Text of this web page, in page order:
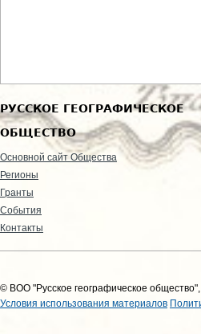
РУССКОЕ ГЕОГРАФИЧЕСКОЕ
ОБЩЕСТВО
Основной сайт Общества
Регионы
Гранты
События
Контакты
© ВОО "Русское географическое общество",
Условия использования материалов